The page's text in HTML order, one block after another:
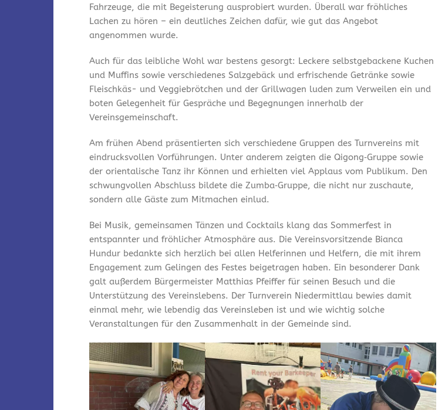
Fahrzeuge, die mit Begeisterung ausprobiert wurden. Überall war fröhliches
Lachen zu hören – ein deutliches Zeichen dafür, wie gut das Angebot
angenommen wurde.
Auch für das leibliche Wohl war bestens gesorgt: Leckere selbstgebackene Kuchen
und Muffins sowie verschiedenes Salzgebäck und erfrischende Getränke sowie
Fleischkäs- und Veggiebrötchen und der Grillwagen luden zum Verweilen ein und
boten Gelegenheit für Gespräche und Begegnungen innerhalb der
Vereinsgemeinschaft.
Am frühen Abend präsentierten sich verschiedene Gruppen des Turnvereins mit
eindrucksvollen Vorführungen. Unter anderem zeigten die Qigong‑Gruppe sowie
der orientalische Tanz ihr Können und erhielten viel Applaus vom Publikum. Den
schwungvollen Abschluss bildete die Zumba‑Gruppe, die nicht nur zuschaute,
sondern alle Gäste zum Mitmachen einlud.
Bei Musik, gemeinsamen Tänzen und Cocktails klang das Sommerfest in
entspannter und fröhlicher Atmosphäre aus. Die Vereinsvorsitzende Bianca
Hundur bedankte sich herzlich bei allen Helferinnen und Helfern, die mit ihrem
Engagement zum Gelingen des Festes beigetragen haben. Ein besonderer Dank
galt außerdem Bürgermeister Matthias Pfeiffer für seinen Besuch und die
Unterstützung des Vereinslebens. Der Turnverein Niedermittlau bewies damit
einmal mehr, wie lebendig das Vereinsleben ist und wie wichtig solche
Veranstaltungen für den Zusammenhalt in der Gemeinde sind.